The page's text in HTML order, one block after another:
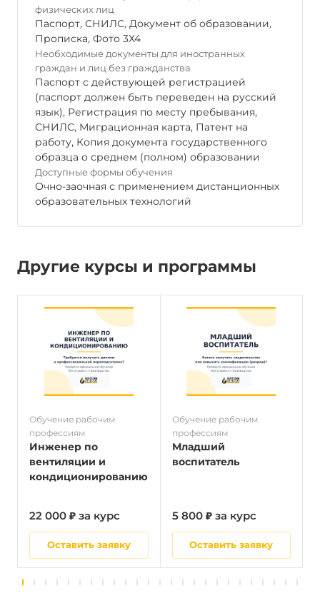
физических лиц
Паспорт, СНИЛС, Документ об образовании,
Прописка, Фото 3Х4
Необходимые документы для иностранных
граждан и лиц без гражданства
Паспорт с действующей регистрацией
(паспорт должен быть переведен на русский
язык), Регистрация по месту пребывания,
СНИЛС, Миграционная карта, Патент на
работу, Копия документа государственного
образца о среднем (полном) образовании
Доступные формы обучения
Очно-заочная с применением дистанционных
образовательных технологий
Другие курсы и программы
Обучение рабочим
профессиям
Инженер по
вентиляции и
кондиционированию
22 000 ₽ за курс
Оставить заявку
Обучение рабочим
профессиям
Младший
воспитатель
5 800 ₽ за курс
Оставить заявку